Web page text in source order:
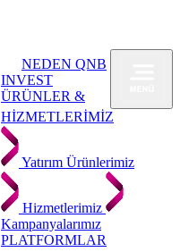
NEDEN QNB
INVEST
ÜRÜNLER &
HİZMETLERİMİZ
Yatırım Ürünlerimiz
Hizmetlerimiz
Kampanyalarımız
PLATFORMLAR